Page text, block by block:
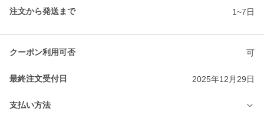
注文から発送まで 1~7日
クーポン利用可否 可
最終注文受付日 2025年12月29日
支払い方法